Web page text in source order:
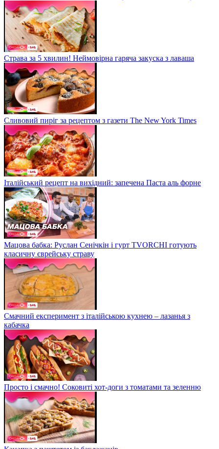
Страва за 5 хвилин! Неймовірна гаряча закуска з лаваша
Сливовий пиріг за рецептом з газети The New York Times
Італійський рецепт на вихідний: запечена Паста аль форне
Мацова бабка: Руслан Сенічкін і гурт TVORCHI готують
класичну єврейську страву
Смачний експеримент з італійською кухнею – лазанья з
кабачка
Просто і смачно! Соковиті хот-доги з томатами та зеленню